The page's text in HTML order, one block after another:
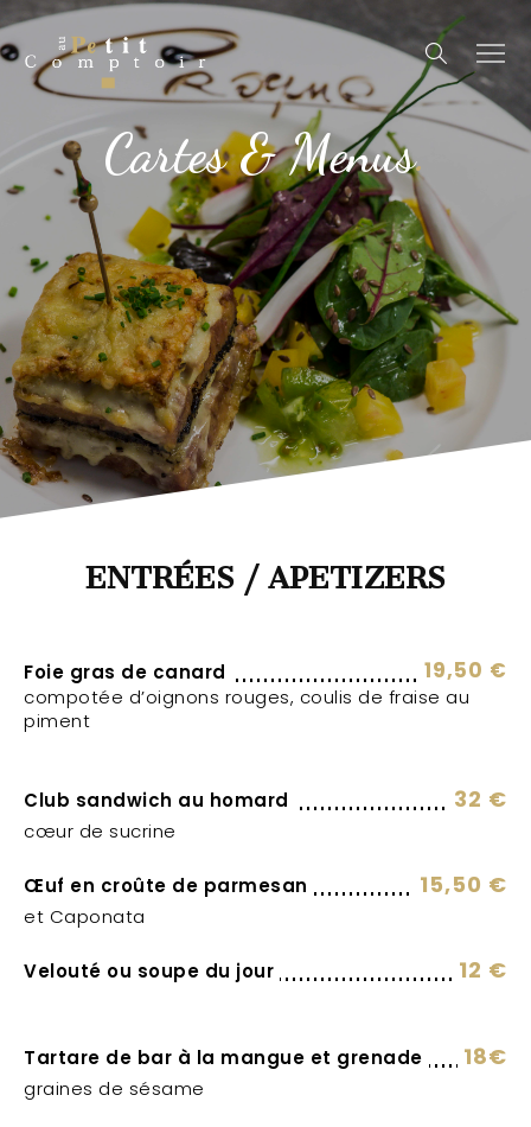
Cartes & Menus.
ENTRÉES / APETIZERS
Foie gras de canard 19,50 €
compotée d’oignons rouges, coulis de fraise au
piment
Club sandwich au homard 32 €
cœur de sucrine
Œuf en croûte de parmesan 15,50 €
et Caponata
Velouté ou soupe du jour 12 €
Tartare de bar à la mangue et grenade 18€
graines de sésame